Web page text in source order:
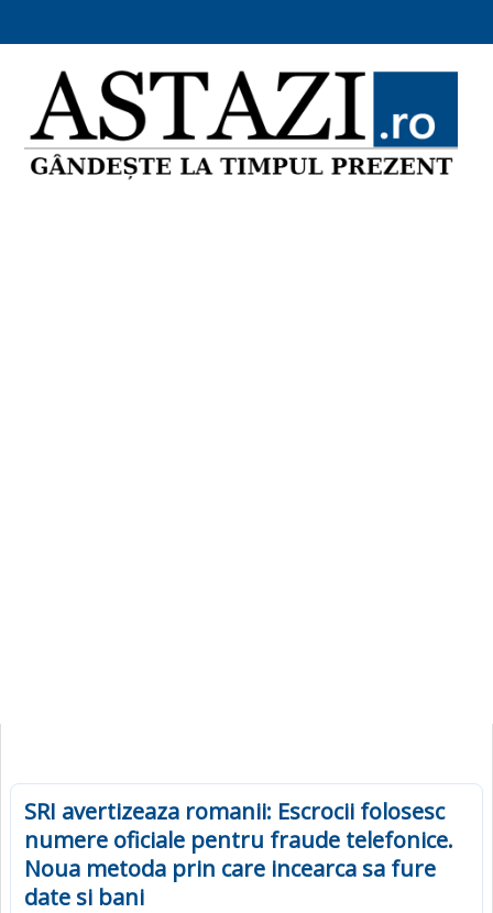
SRI avertizeaza romanii: Escrocii folosesc
numere oficiale pentru fraude telefonice.
Noua metoda prin care incearca sa fure
date si bani